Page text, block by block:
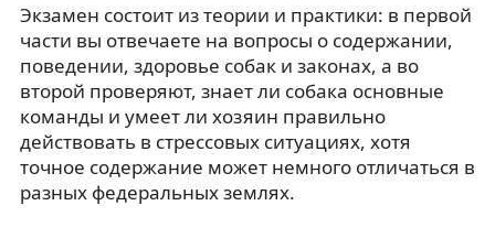
Экзамен состоит из теории и практики: в первой
части вы отвечаете на вопросы о содержании,
поведении, здоровье собак и законах, а во
второй проверяют, знает ли собака основные
команды и умеет ли хозяин правильно
действовать в стрессовых ситуациях, хотя
точное содержание может немного отличаться в
разных федеральных землях.